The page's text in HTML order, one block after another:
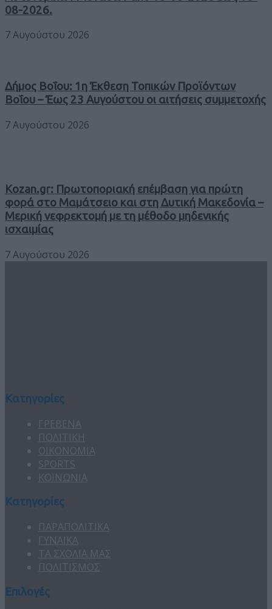
08-2026.
7 Αυγούστου 2026
Δήμος Βοΐου: 1η Έκθεση Τοπικών Προϊόντων
Βοΐου – Έως 23 Αυγούστου οι αιτήσεις συμμετοχής
7 Αυγούστου 2026
Kozan.gr: Πρωτοποριακή επέμβαση για πρώτη
φορά στο Μαμάτσειο και στη Δυτική Μακεδονία –
Μερική νεφρεκτομή με τη μέθοδο μηδενικής
ισχαιμίας
7 Αυγούστου 2026
Κατηγορίες
ΓΡΕΒΕΝΑ
ΠΟΛΙΤΙΚΗ
ΟΙΚΟΝΟΜΙΑ
SPORTS
ΚΟΙΝΩΝΙΑ
Κατηγορίες
ΠΑΡΑΠΟΛΙΤΙΚΑ
ΓΥΝΑΙΚΑ
ΤΑ ΣΧΟΛΙΑ ΜΑΣ
ΠΟΛΙΤΙΣΜΟΣ
Επιλογές